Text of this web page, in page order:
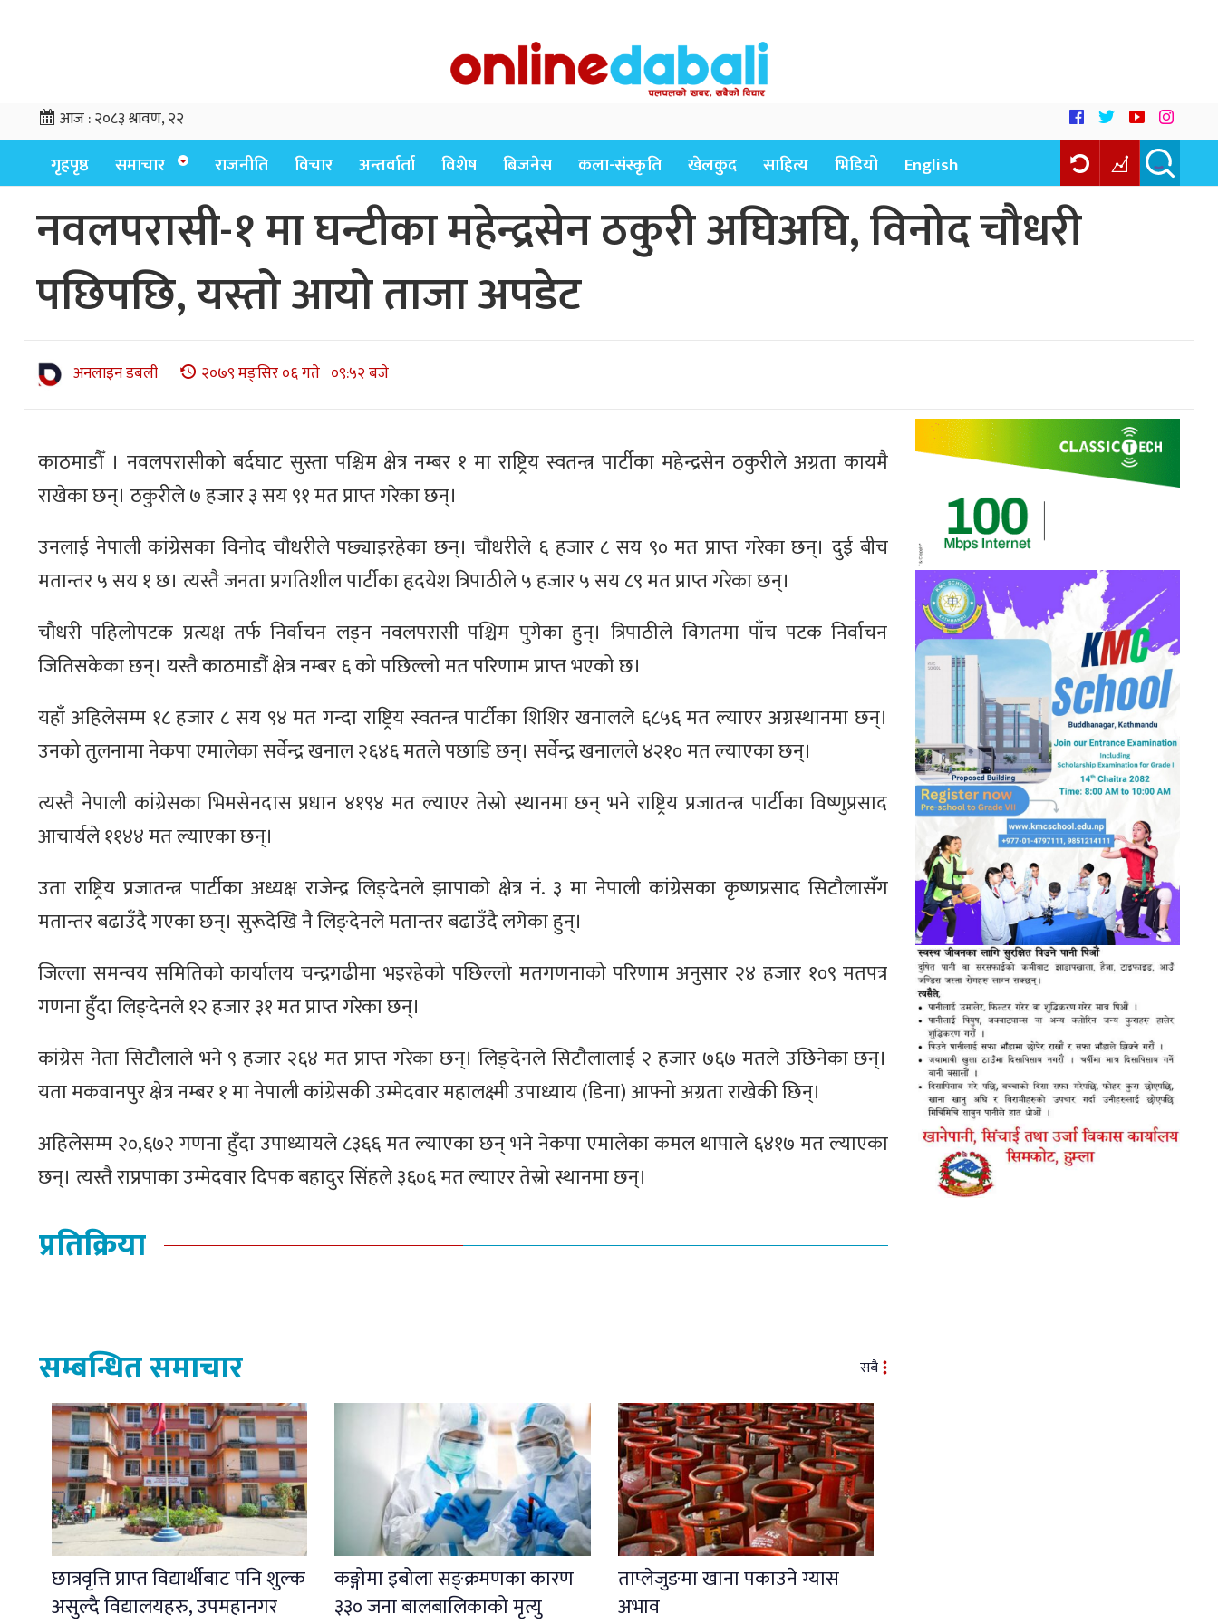
आज :२०८३ श्रावण, २२
गृहपृष्ठ समाचार राजनीति विचार अन्तर्वार्ता विशेष बिजनेस कला-संस्कृति खेलकुद साहित्य भिडियो English
नवलपरासी-१ मा घन्टीका महेन्द्रसेन ठकुरी अघिअघि, विनोद चौधरी
पछिपछि, यस्तो आयो ताजा अपडेट
अनलाइन डबली २०७९ मङ्सिर ०६ गते ०९:५२ बजे
काठमाडौँ । नवलपरासीको बर्दघाट सुस्ता पश्चिम क्षेत्र नम्बर १ मा राष्ट्रिय स्वतन्त्र पार्टीका महेन्द्रसेन ठकुरीले अग्रता कायमै
राखेका छन्। ठकुरीले ७ हजार ३ सय ९१ मत प्राप्त गरेका छन्।
उनलाई नेपाली कांग्रेसका विनोद चौधरीले पछ्याइरहेका छन्। चौधरीले ६ हजार ८ सय ९० मत प्राप्त गरेका छन्। दुई बीच
मतान्तर ५ सय १ छ। त्यस्तै जनता प्रगतिशील पार्टीका हृदयेश त्रिपाठीले ५ हजार ५ सय ८९ मत प्राप्त गरेका छन्।
चौधरी पहिलोपटक प्रत्यक्ष तर्फ निर्वाचन लड्न नवलपरासी पश्चिम पुगेका हुन्। त्रिपाठीले विगतमा पाँच पटक निर्वाचन
जितिसकेका छन्। यस्तै काठमाडौं क्षेत्र नम्बर ६ को पछिल्लो मत परिणाम प्राप्त भएको छ।
यहाँ अहिलेसम्म १८ हजार ८ सय ९४ मत गन्दा राष्ट्रिय स्वतन्त्र पार्टीका शिशिर खनालले ६८५६ मत ल्याएर अग्रस्थानमा छन्।
उनको तुलनामा नेकपा एमालेका सर्वेन्द्र खनाल २६४६ मतले पछाडि छन्। सर्वेन्द्र खनालले ४२१० मत ल्याएका छन्।
त्यस्तै नेपाली कांग्रेसका भिमसेनदास प्रधान ४१९४ मत ल्याएर तेस्रो स्थानमा छन् भने राष्ट्रिय प्रजातन्त्र पार्टीका विष्णुप्रसाद
आचार्यले ११४४ मत ल्याएका छन्।
उता राष्ट्रिय प्रजातन्त्र पार्टीका अध्यक्ष राजेन्द्र लिङ्देनले झापाकाे क्षेत्र नं. ३ मा नेपाली कांग्रेसका कृष्णप्रसाद सिटौलासँग
मतान्तर बढाउँदै गएका छन्। सुरूदेखि नै लिङ्देनले मतान्तर बढाउँदै लगेका हुन्।
जिल्ला समन्वय समितिको कार्यालय चन्द्रगढीमा भइरहेको पछिल्लो मतगणनाको परिणाम अनुसार २४ हजार १०९ मतपत्र
गणना हुँदा लिङ्देनले १२ हजार ३१ मत प्राप्त गरेका छन्।
कांग्रेस नेता सिटौलाले भने ९ हजार २६४ मत प्राप्त गरेका छन्। लिङ्देनले सिटौलालाई २ हजार ७६७ मतले उछिनेका छन्।
यता मकवानपुर क्षेत्र नम्बर १ मा नेपाली कांग्रेसकी उम्मेदवार महालक्ष्मी उपाध्याय (डिना) आफ्नो अग्रता राखेकी छिन्।
अहिलेसम्म २०,६७२ गणना हुँदा उपाध्यायले ८३६६ मत ल्याएका छन् भने नेकपा एमालेका कमल थापाले ६४१७ मत ल्याएका
छन्। त्यस्तै राप्रपाका उम्मेदवार दिपक बहादुर सिंहले ३६०६ मत ल्याएर तेस्रो स्थानमा छन्।
प्रतिक्रिया
सम्बन्धित समाचार सबै
छात्रवृत्ति प्राप्त विद्यार्थीबाट पनि शुल्क
असुल्दै विद्यालयहरु, उपमहानगर
कङ्गोमा इबोला सङ्क्रमणका कारण
३३० जना बालबालिकाको मृत्यु
ताप्लेजुङमा खाना पकाउने ग्यास
अभाव